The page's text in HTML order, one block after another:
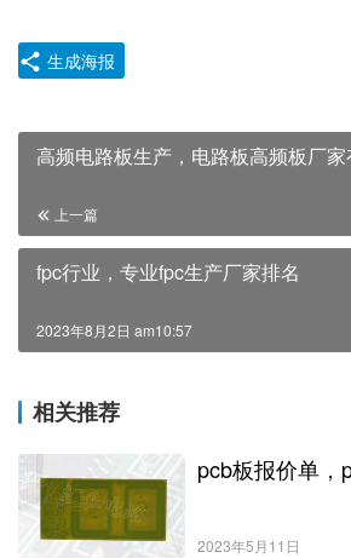
生成海报
高频电路板生产，电路板高频板厂家
上一篇
fpc行业，专业fpc生产厂家排名
2023年8月2日 am10:57
相关推荐
pcb板报价单，
2023年5月11日